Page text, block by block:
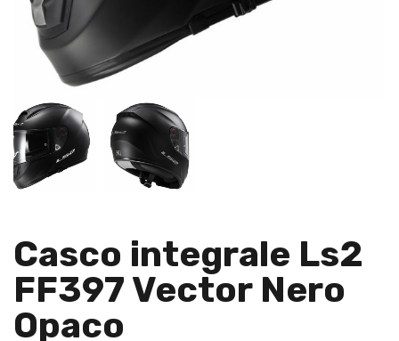
Casco integrale Ls2
FF397 Vector Nero
Opaco